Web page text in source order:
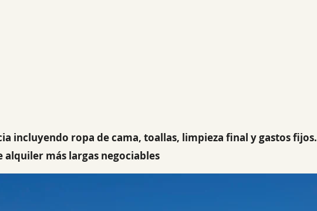
incluyendo ropa de cama, toallas, limpieza final y gastos fijos.
alquiler más largas negociables